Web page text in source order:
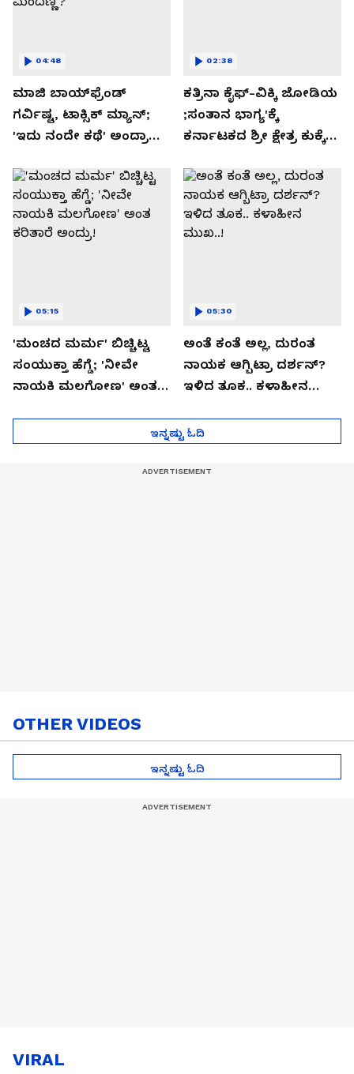
ಮಾಜಿ ಬಾಯ್‌ಫ್ರೆಂಡ್
ಗರ್ವಿಷ್ಟ, ಟಾಕ್ಸಿಕ್ ಮ್ಯಾನ್;
'ಇದು ನಂದೇ ಕಥೆ' ಅಂದ್ರಾ
ಮಂದಣ್ಣ?
04:48
ಕತ್ರಿನಾ ಕೈಫ್-ವಿಕ್ಕಿ ಜೋಡಿಯ
;ಸಂತಾನ ಭಾಗ್ಯ'ಕ್ಕೆ
ಕರ್ನಾಟಕದ ಶ್ರೀ ಕ್ಷೇತ್ರ ಕುಕ್ಕೆ
02:38
'ಮಂಚದ ಮರ್ಮ' ಬಿಚ್ಚಿಟ್ಟ
ಸಂಯುಕ್ತಾ ಹೆಗ್ಡೆ; 'ನೀವೇ
ನಾಯಕಿ ಮಲಗೋಣ' ಅಂತ
05:15
ಅಂತೆ ಕಂತೆ ಅಲ್ಲ, ದುರಂತ
ನಾಯಕ ಆಗ್ಬಿಟ್ರಾ ದರ್ಶನ್?
ಇಳಿದ ತೂಕ.. ಕಳಾಹೀನ
05:30
ಇನ್ನಷ್ಟು ಓದಿ
OTHER VIDEOS
ಇನ್ನಷ್ಟು ಓದಿ
VIRAL